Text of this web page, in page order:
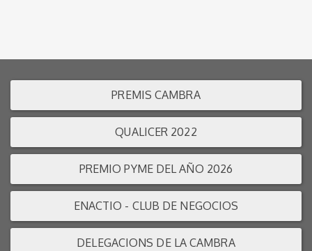
PREMIS CAMBRA
QUALICER 2022
PREMIO PYME DEL AÑO 2026
ENACTIO - CLUB DE NEGOCIOS
DELEGACIONS DE LA CAMBRA